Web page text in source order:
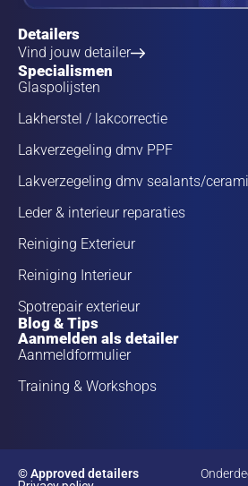
Detailers
Vind jouw detailer
Specialismen
Glaspolijsten
Lakherstel / lakcorrectie
Lakverzegeling dmv PPF
Lakverzegeling dmv sealants/
Leder & interieur reparaties
Reiniging Exterieur
Reiniging Interieur
Spotrepair exterieur
Blog & Tips
Aanmelden als detailer
Aanmeldformulier
Training & Workshops
© Approved detailers